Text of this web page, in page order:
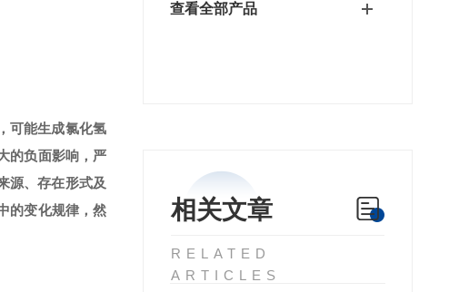
查看全部产品
相关文章
RELATED
ARTICLES
可能生成氯化氢
的负面影响，严
源、存在形式及
的变化规律，然